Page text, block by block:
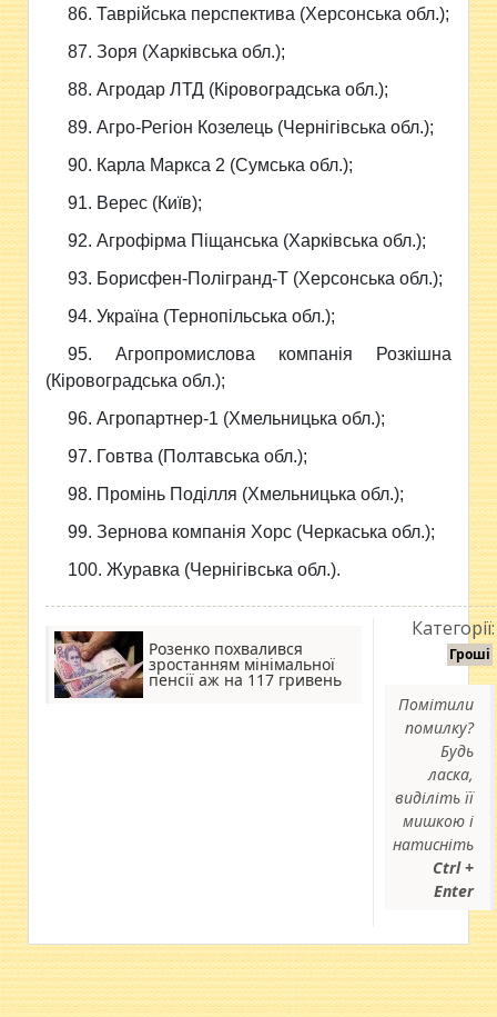
86. Таврійська перспектива (Херсонська обл.);
87. Зоря (Харківська обл.);
88. Агродар ЛТД (Кіровоградська обл.);
89. Агро-Регіон Козелець (Чернігівська обл.);
90. Карла Маркса 2 (Сумська обл.);
91. Верес (Київ);
92. Агрофірма Піщанська (Харківська обл.);
93. Борисфен-Полігранд-Т (Херсонська обл.);
94. Україна (Тернопільська обл.);
95. Агропромислова компанія Розкішна
(Кіровоградська обл.);
96. Агропартнер-1 (Хмельницька обл.);
97. Говтва (Полтавська обл.);
98. Промінь Поділля (Хмельницька обл.);
99. Зернова компанія Хорс (Черкаська обл.);
100. Журавка (Чернігівська обл.).
Розенко похвалився
зростанням мінімальної
пенсії аж на 117 гривень
Категорії:
Гроші
Помітили
помилку?
Будь
ласка,
виділіть її
мишкою і
натисніть
Ctrl +
Enter